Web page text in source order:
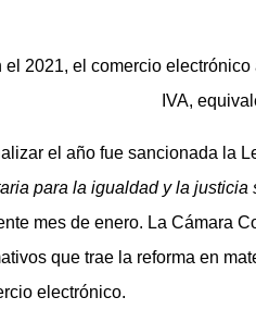
el 2021, el comercio
IVA,
el año fue sancionada la
para la igualdad y la justicia
mes de enero. La Cámara
que trae la reforma en
electrónico.